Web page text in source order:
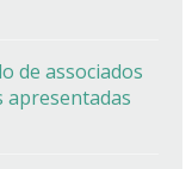
de associados